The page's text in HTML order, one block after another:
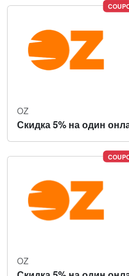
OZ
Скидка 5% на один
OZ